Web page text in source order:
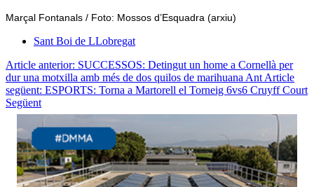
Marçal Fontanals / Foto: Mossos d’Esquadra (arxiu)
Sant Boi de LLobregat
Article anterior: SUCCESSOS: Detingut un home a Cornellà per
dur una motxilla amb més de dos quilos de marihuana Ant Article
següent: ESPORTS: Torna a Martorell el Torneig 6vs6 Cruyff Court
Següent